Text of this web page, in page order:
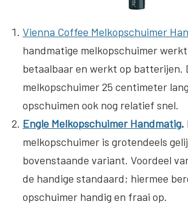
Vienna Coffee Melkopschuimer
handmatige melkopschuimer
betaalbaar en werkt op batterijen.
melkopschuimer 25 centimeter
opschuimen ook nog relatief snel.
Engle Melkopschuimer Handmatig.
melkopschuimer is grotendeels
bovenstaande variant. Voordeel
de handige standaard; hiermee
opschuimer handig en fraai op.